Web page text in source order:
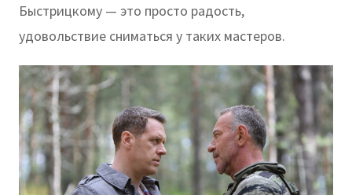
Быстрицкому — это просто радость,
удовольствие сниматься у таких мастеров.